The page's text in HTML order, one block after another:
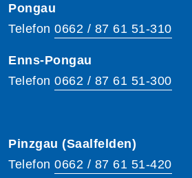
Pongau
Telefon 0662 / 87 61 51-310
Enns-Pongau
Telefon 0662 / 87 61 51-300
Pinzgau (Saalfelden)
Telefon 0662 / 87 61 51-420